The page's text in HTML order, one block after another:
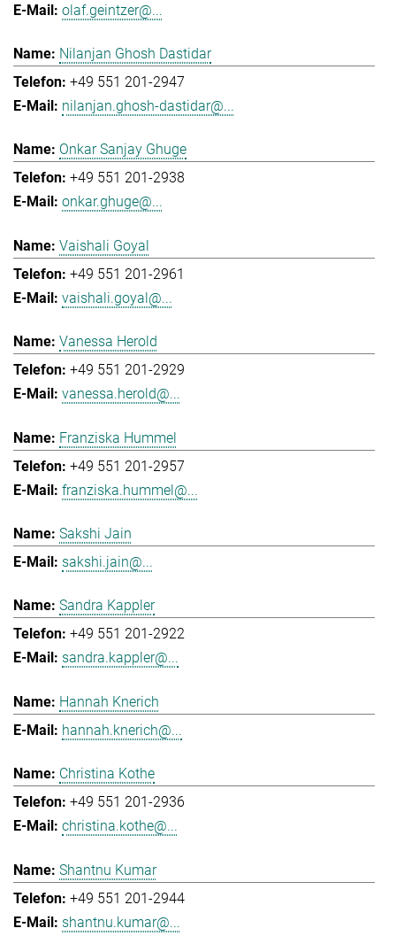
olaf.geintzer@...
Nilanjan Ghosh Dastidar
+49 551 201-2947
nilanjan.ghosh-dastidar@...
Onkar Sanjay Ghuge
+49 551 201-2938
onkar.ghuge@...
Vaishali Goyal
+49 551 201-2961
vaishali.goyal@...
Vanessa Herold
+49 551 201-2929
vanessa.herold@...
Franziska Hummel
+49 551 201-2957
franziska.hummel@...
Sakshi Jain
sakshi.jain@...
Sandra Kappler
+49 551 201-2922
sandra.kappler@...
Hannah Knerich
hannah.knerich@...
Christina Kothe
+49 551 201-2936
christina.kothe@...
Shantnu Kumar
+49 551 201-2944
shantnu.kumar@...